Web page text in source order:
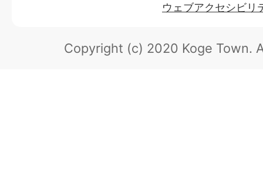
ウェブアクセシビリ
Copyright (c) 2020 Koge Town.